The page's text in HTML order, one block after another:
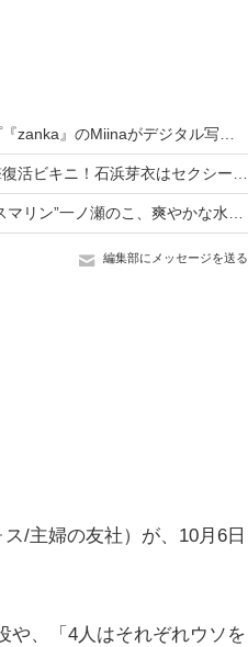
編集部にメッセージを送る
/主婦の友社）が、10月6日
、「4人はそれぞれウソを